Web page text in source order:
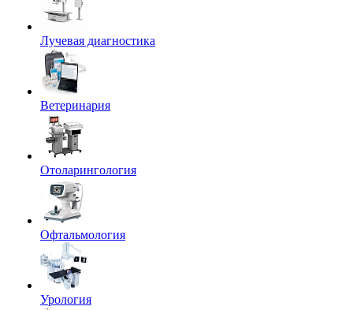
Лучевая диагностика
Ветеринария
Отоларингология
Офтальмология
Урология